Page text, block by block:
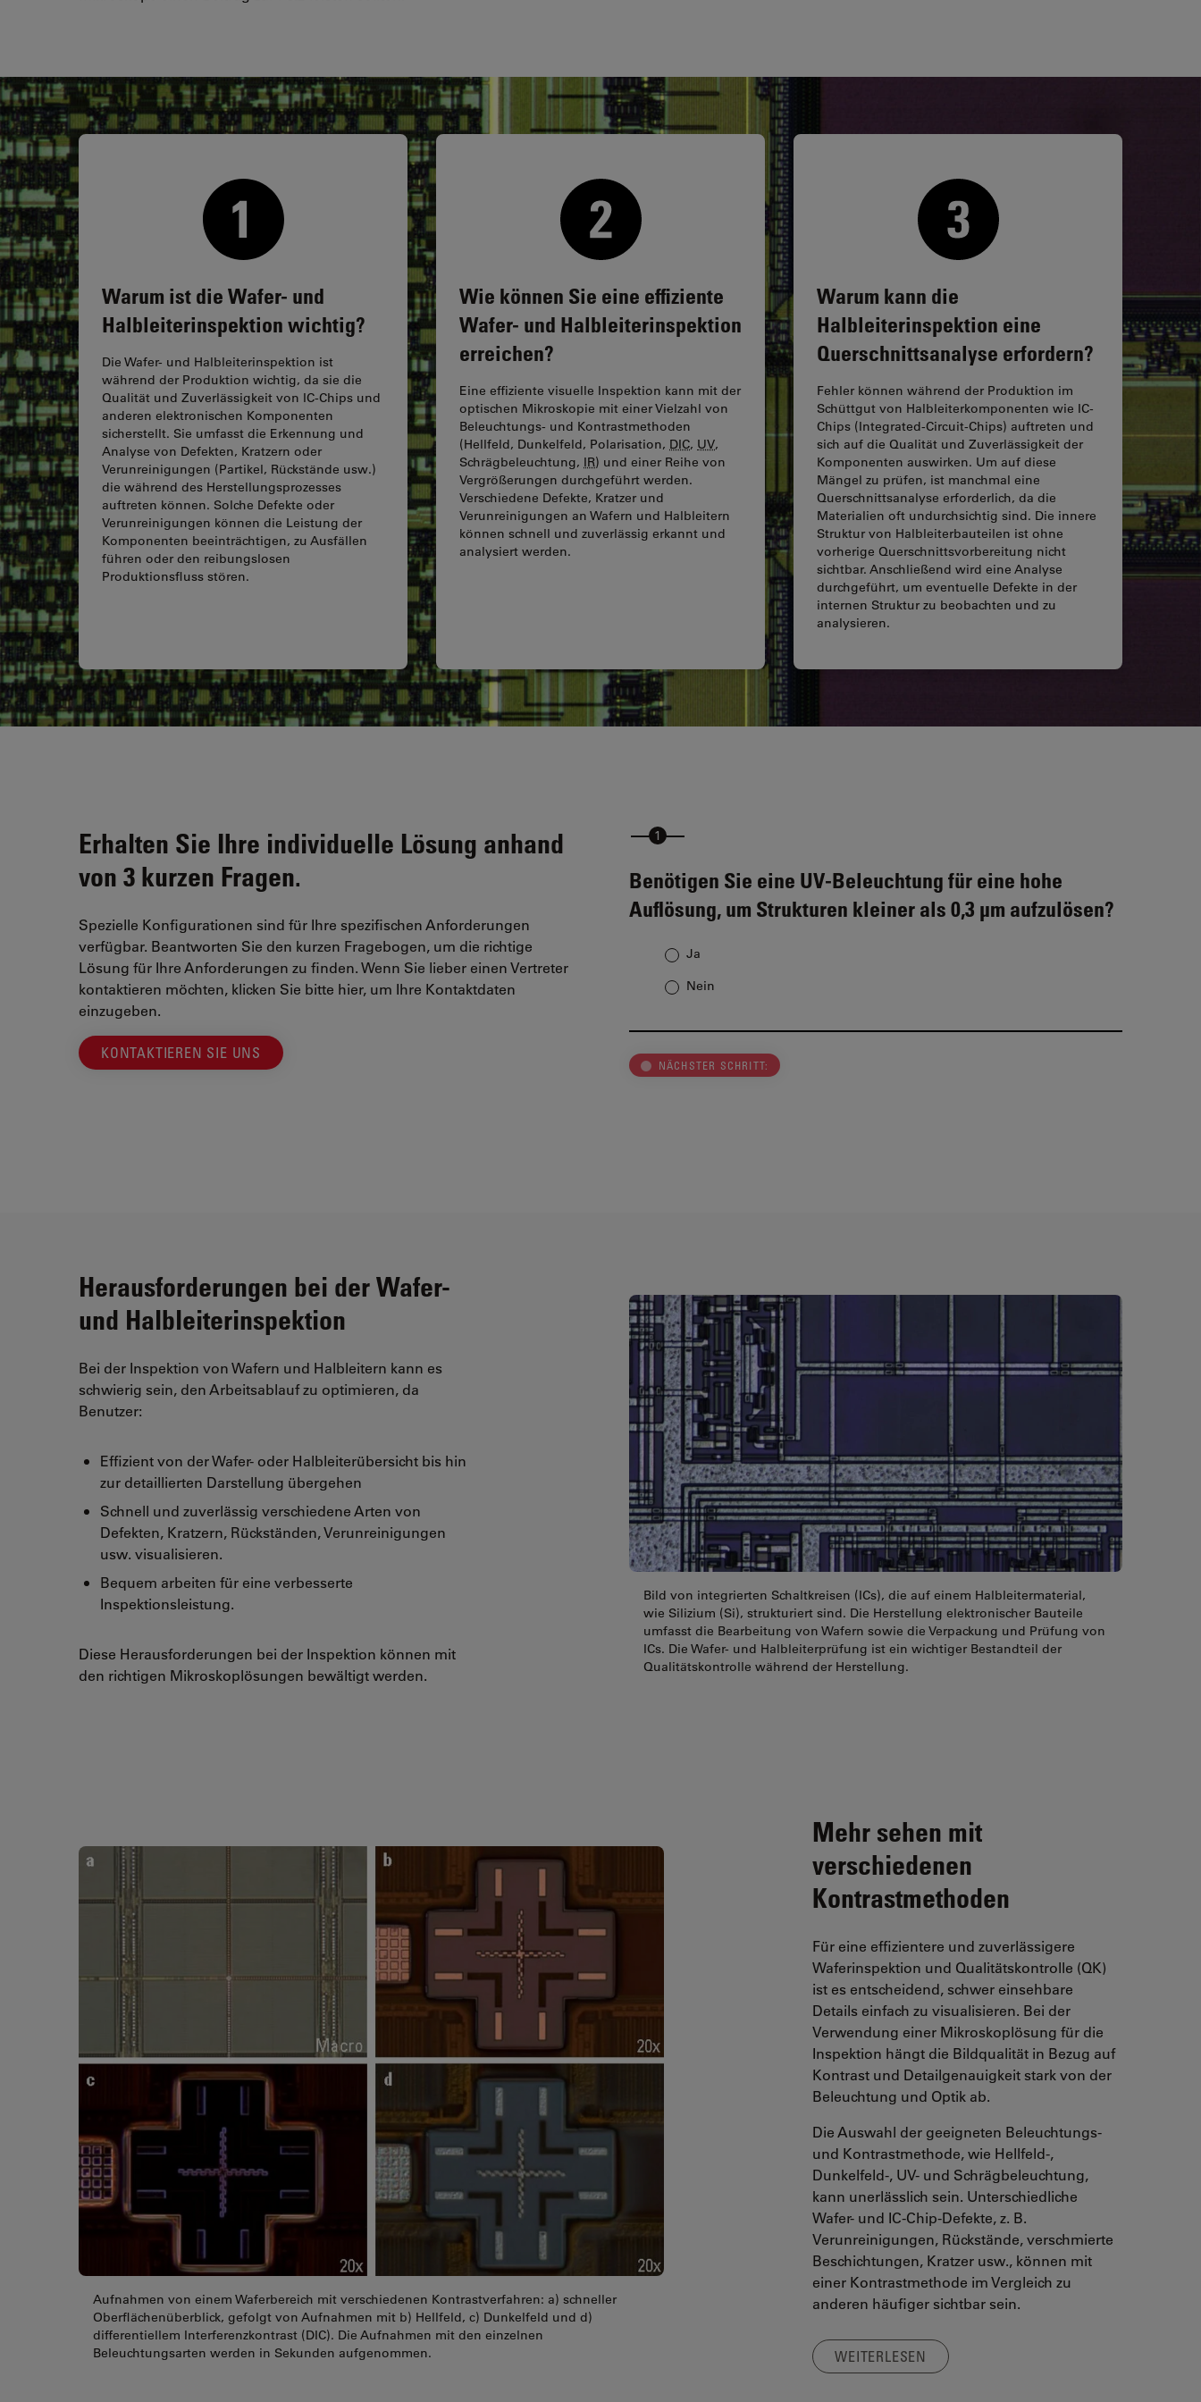
Warum ist die Wafer- und
Halbleiterinspektion wichtig?
Die Wafer- und Halbleiterinspektion ist
während der Produktion wichtig, da sie die
Qualität und Zuverlässigkeit von IC-Chips und
anderen elektronischen Komponenten
sicherstellt. Sie umfasst die Erkennung und
Analyse von Defekten, Kratzern oder
Verunreinigungen (Partikel, Rückstände usw.)
die während des Herstellungsprozesses
auftreten können. Solche Defekte oder
Verunreinigungen können die Leistung der
Komponenten beeinträchtigen, zu Ausfällen
führen oder den reibungslosen
Produktionsfluss stören.
Wie können Sie eine effiziente
Wafer- und Halbleiterinspektion
erreichen?
Eine effiziente visuelle Inspektion kann mit der
optischen Mikroskopie mit einer Vielzahl von
Beleuchtungs- und Kontrastmethoden
(Hellfeld, Dunkelfeld, Polarisation, DIC, UV,
Schrägbeleuchtung, IR) und einer Reihe von
Vergrößerungen durchgeführt werden.
Verschiedene Defekte, Kratzer und
Verunreinigungen an Wafern und Halbleitern
können schnell und zuverlässig erkannt und
analysiert werden.
Warum kann die
Halbleiterinspektion eine
Querschnittsanalyse erfordern?
Fehler können während der Produktion im
Schüttgut von Halbleiterkomponenten wie IC-
Chips (Integrated-Circuit-Chips) auftreten und
sich auf die Qualität und Zuverlässigkeit der
Komponenten auswirken. Um auf diese
Mängel zu prüfen, ist manchmal eine
Querschnittsanalyse erforderlich, da die
Materialien oft undurchsichtig sind. Die innere
Struktur von Halbleiterbauteilen ist ohne
vorherige Querschnittsvorbereitung nicht
sichtbar. Anschließend wird eine Analyse
durchgeführt, um eventuelle Defekte in der
internen Struktur zu beobachten und zu
analysieren.
Erhalten Sie Ihre individuelle Lösung anhand
von 3 kurzen Fragen.
Spezielle Konfigurationen sind für Ihre spezifischen Anforderungen
verfügbar. Beantworten Sie den kurzen Fragebogen, um die richtige
Lösung für Ihre Anforderungen zu finden. Wenn Sie lieber einen Vertreter
kontaktieren möchten, klicken Sie bitte hier, um Ihre Kontaktdaten
einzugeben.
KONTAKTIEREN SIE UNS
Benötigen Sie eine UV-Beleuchtung für eine hohe
Auflösung, um Strukturen kleiner als 0,3 µm aufzulösen?
Ja
Nein
NÄCHSTER SCHRITT:
Herausforderungen bei der Wafer-
und Halbleiterinspektion
Bei der Inspektion von Wafern und Halbleitern kann es
schwierig sein, den Arbeitsablauf zu optimieren, da
Benutzer:
Effizient von der Wafer- oder Halbleiterübersicht bis hin
zur detaillierten Darstellung übergehen
Schnell und zuverlässig verschiedene Arten von
Defekten, Kratzern, Rückständen, Verunreinigungen
usw. visualisieren.
Bequem arbeiten für eine verbesserte
Inspektionsleistung.
Diese Herausforderungen bei der Inspektion können mit
den richtigen Mikroskoplösungen bewältigt werden.
Bild von integrierten Schaltkreisen (ICs), die auf einem Halbleitermaterial,
wie Silizium (Si), strukturiert sind. Die Herstellung elektronischer Bauteile
umfasst die Bearbeitung von Wafern sowie die Verpackung und Prüfung von
ICs. Die Wafer- und Halbleiterprüfung ist ein wichtiger Bestandteil der
Qualitätskontrolle während der Herstellung.
Aufnahmen von einem Waferbereich mit verschiedenen Kontrastverfahren: a) schneller
Oberflächenüberblick, gefolgt von Aufnahmen mit b) Hellfeld, c) Dunkelfeld und d)
differentiellem Interferenzkontrast (DIC). Die Aufnahmen mit den einzelnen
Beleuchtungsarten werden in Sekunden aufgenommen.
Mehr sehen mit
verschiedenen
Kontrastmethoden
Für eine effizientere und zuverlässigere
Waferinspektion und Qualitätskontrolle (QK)
ist es entscheidend, schwer einsehbare
Details einfach zu visualisieren. Bei der
Verwendung einer Mikroskoplösung für die
Inspektion hängt die Bildqualität in Bezug auf
Kontrast und Detailgenauigkeit stark von der
Beleuchtung und Optik ab.
Die Auswahl der geeigneten Beleuchtungs-
und Kontrastmethode, wie Hellfeld-,
Dunkelfeld-, UV- und Schrägbeleuchtung,
kann unerlässlich sein. Unterschiedliche
Wafer- und IC-Chip-Defekte, z. B.
Verunreinigungen, Rückstände, verschmierte
Beschichtungen, Kratzer usw., können mit
einer Kontrastmethode im Vergleich zu
anderen häufiger sichtbar sein.
WEITERLESEN